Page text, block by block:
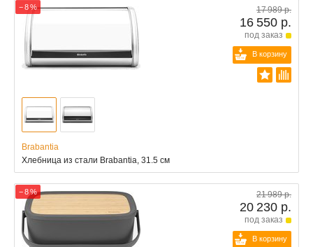
− 8 % 17 989 р.
16 550 р.
под заказ
В корзину
Brabantia
Хлебница из стали Brabantia, 31.5 см
− 8 % 21 989 р.
20 230 р.
под заказ
В корзину